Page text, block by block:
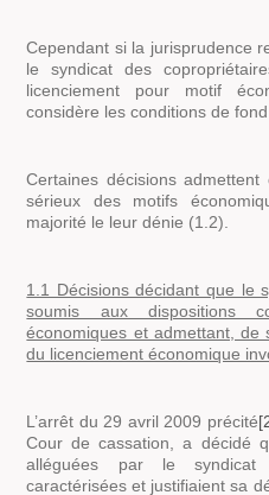
Cependant si la jurisprudence
le syndicat des
licenciement pour motif
considère les conditions de
Certaines décisions
sérieux des motifs
majorité le leur dénie (1.2).
1.1 Décisions décidant que le
soumis aux dispositions
économiques et admettant,
du licenciement économique
L’arrêt du 29 avril 2009 précité
Cour de cassation, a décidé
alléguées par le syndicat
caractérisées et justifiaient sa